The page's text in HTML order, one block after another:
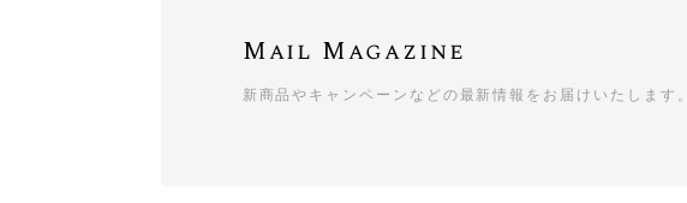
Mail Magazine
新商品やキャンペーンなどの最新情報をお届けいたします。